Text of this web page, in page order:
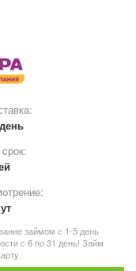
займом с 1-5 день
с 6 по 31 день! Займ